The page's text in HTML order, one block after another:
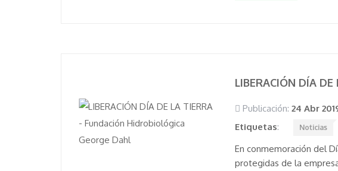
LIBERACIÓN DÍA DE
Publicación: 24 Abr
Etiquetas: Noticias
En conmemoración del
protegidas de la